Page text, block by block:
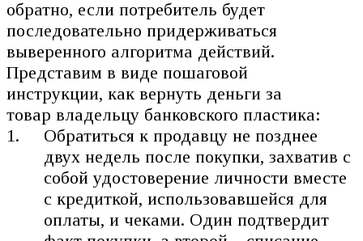
обратно, если потребитель будет
последовательно придерживаться
выверенного алгоритма действий.
Представим в виде пошаговой
инструкции, как вернуть деньги за
товар владельцу банковского пластика:
Обратиться к продавцу не позднее
двух недель после покупки, захватив с
собой удостоверение личности вместе
с кредиткой, использовавшейся для
оплаты, и чеками. Один подтвердит